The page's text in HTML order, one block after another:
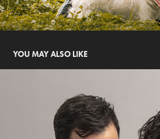
YOU MAY ALSO LIKE